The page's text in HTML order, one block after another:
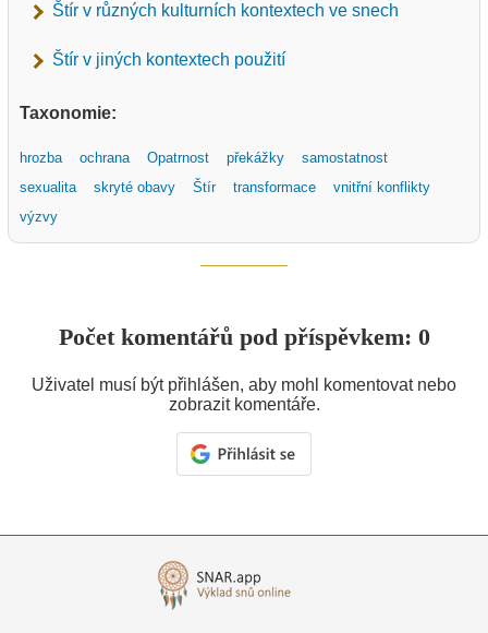
Štír v různých kulturních kontextech ve snech
Štír v jiných kontextech použití
Taxonomie:
hrozba ochrana Opatrnost překážky
samostatnost
sexualita
skryté obavy Štír transformace
vnitřní konflikty
výzvy
Počet komentářů pod příspěvkem: 0
Uživatel musí být přihlášen, aby mohl komentovat nebo
zobrazit komentáře.